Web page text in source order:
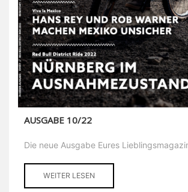
AUSGABE 10/22
Die neue Ausgabe Eures
WEITER LESEN